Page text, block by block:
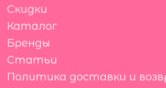
Скидки
Каталог
Бренды
Статьи
Политика доставки и